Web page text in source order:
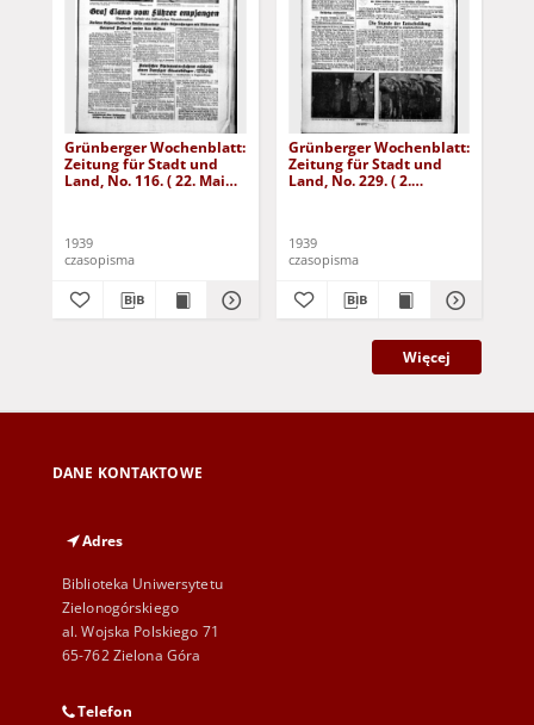
Grünberger Wochenblatt:
Zeitung für Stadt und
Land, No. 116. ( 22. Mai
1939
czasopisma
Grünberger Wochenblatt:
Zeitung für Stadt und
Land, No. 229. ( 2.
1939
czasopisma
Więcej
DANE KONTAKTOWE
Adres
Biblioteka Uniwersytetu
Zielonogórskiego
al. Wojska Polskiego 71
65-762 Zielona Góra
Telefon